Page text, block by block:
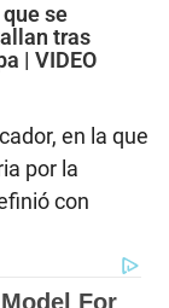
que se
tras
| VIDEO
en la que
por la
con